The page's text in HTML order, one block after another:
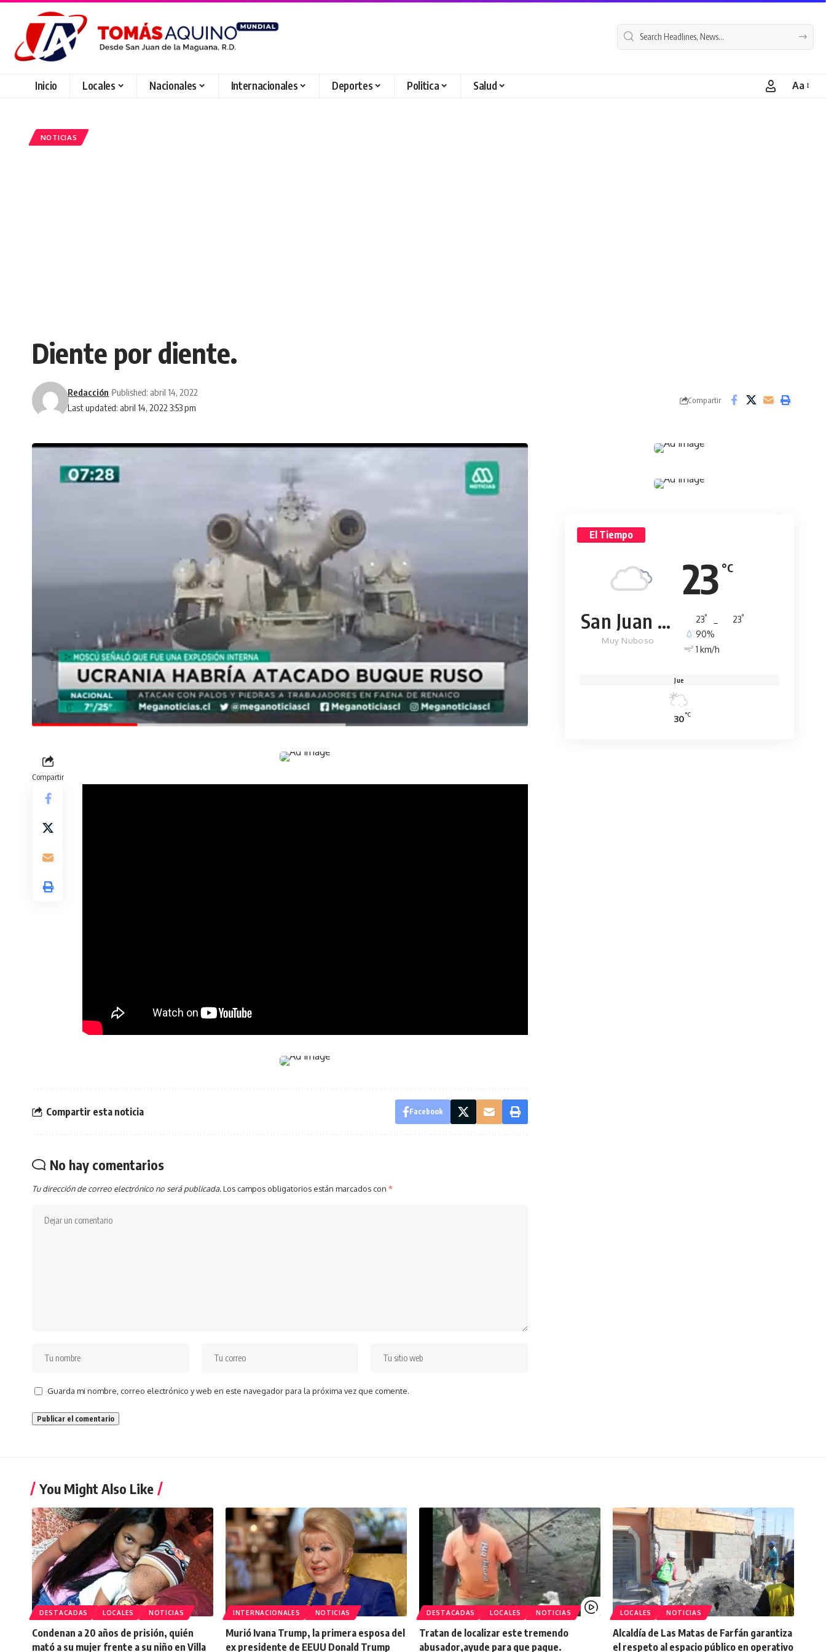
Inicio Locales Nacionales Internacionales Deportes Politica Salud
Font
Aa
NOTICIAS
Diente por diente.
Last updated: abril 14, 2022 3:53 pm
Redacción Published: abril 14, 2022
Compartir
Compartir
Compartir esta noticia Facebook
No hay comentarios
Tu dirección de correo electrónico no será publicada.Los campos obligatorios están marcados con *
Guarda mi nombre, correo electrónico y web en este navegador para la próxima vez que comente.
El Tiempo
23 °C
San Juan de la Maguana
Muy Nuboso
23° 23°
90%
1 km/h
Jue
30°C
You Might Also Like
DESTACADAS LOCALES NOTICIAS
Condenan a 20 años de prisión, quién
mató a su mujer frente a su niño en Villa
INTERNACIONALES NOTICIAS
Murió Ivana Trump, la primera esposa del
ex presidente de EEUU Donald Trump
DESTACADAS LOCALES NOTICIAS
Tratan de localizar este tremendo
abusador,ayude para que pague.
LOCALES NOTICIAS
Alcaldía de Las Matas de Farfán garantiza
el respeto al espacio público en operativo